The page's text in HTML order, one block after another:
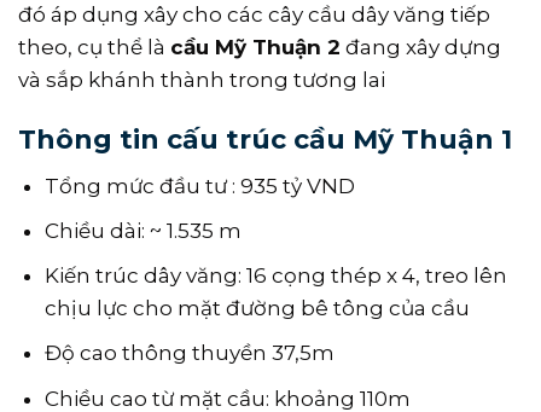
đó áp dụng xây cho các cây cầu dây văng tiếp
theo, cụ thể là cầu Mỹ Thuận 2 đang xây dựng
và sắp khánh thành trong tương lai
Thông tin cấu trúc cầu Mỹ Thuận 1
Tổng mức đầu tư : 935 tỷ VND
Chiều dài: ~ 1.535 m
Kiến trúc dây văng: 16 cọng thép x 4, treo lên
chịu lực cho mặt đường bê tông của cầu
Độ cao thông thuyền 37,5m
Chiều cao từ mặt cầu: khoảng 110m